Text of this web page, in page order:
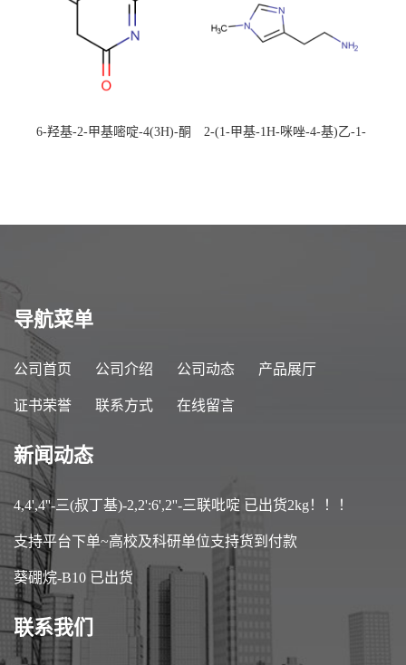
6-羟基-2-甲基嘧啶-4(3H)-酮
2-(1-甲基-1H-咪唑-4-基)乙-1-
导航菜单
公司首页 公司介绍 公司动态 产品展厅
证书荣誉 联系方式 在线留言
新闻动态
4,4',4''-三(叔丁基)-2,2':6',2''-三联吡啶 已出货2kg！！！
支持平台下单~高校及科研单位支持货到付款
葵硼烷-B10 已出货
联系我们